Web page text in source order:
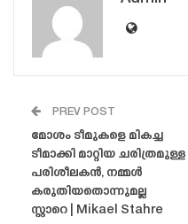
PREV POST
മോശം ടീമുകളെ മികച്ച
ടീമാക്കി മാറ്റിയ ചരിത്രമുള്ള
പരിശീലകൻ, നമ്മൾ
കരുതിയതൊന്നുമല്ല
സ്റ്റാറെ | Mikael Stahre